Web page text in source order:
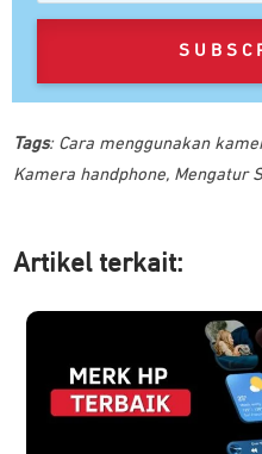
Tags: Cara menggunakan
Kamera handphone, Mengatur
Artikel terkait: